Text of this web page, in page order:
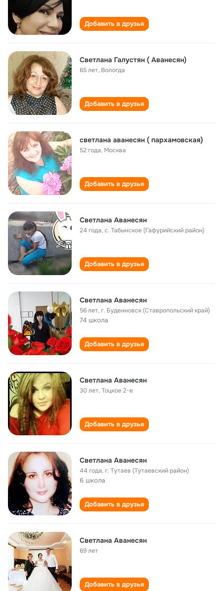
Добавить в друзья
Светлана Галустян ( Аванесян)
65 лет, Вологда
Добавить в друзья
светлана аванесян ( пархамовская)
52 года, Москва
Добавить в друзья
Светлана Аванесян
24 года,с. Табынское (Гафурийский район)
Добавить в друзья
Светлана Аванесян
56 лет,г. Буденновск (Ставропольский край)
74 школа
Добавить в друзья
Светлана Аванесян
30 лет,Тоцкое 2-е
Добавить в друзья
Светлана Аванесян
44 года,г. Тутаев (Тутаевский район)
6 школа
Добавить в друзья
Светлана Аванесян
69 лет
Добавить в друзья